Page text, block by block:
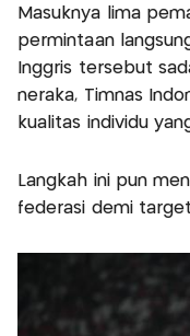
Masuknya lima
permintaan
Inggris tersebut
neraka, Timnas
kualitas individu
Langkah ini pun
federasi demi